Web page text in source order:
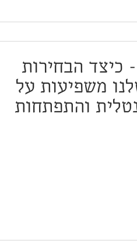
כיצד הבחירות
משפיעות על
והתפתחות